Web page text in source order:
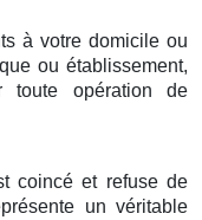
à votre domicile ou
ou établissement,
toute opération de
coincé et refuse de
un véritable